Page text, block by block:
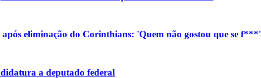
após eliminação do Corinthians: 'Quem não gostou que se f***'
a deputado federal